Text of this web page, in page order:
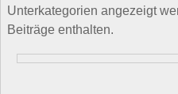
Unterkategorien angezeigt
Beiträge enthalten.